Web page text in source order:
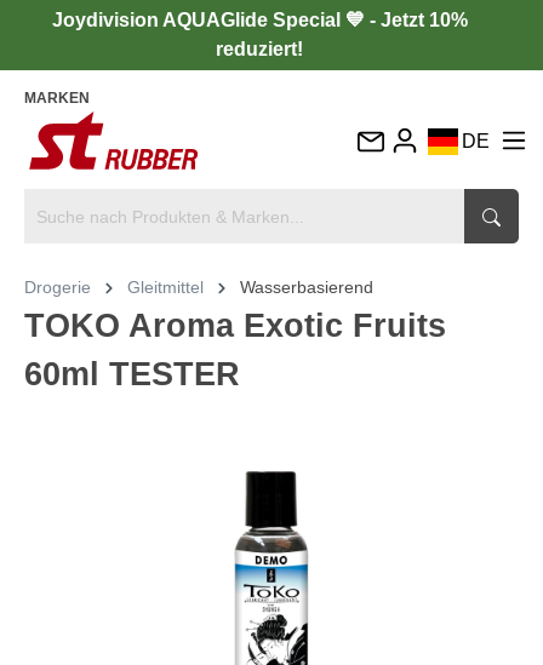
Joydivision AQUAGlide Special 💙 - Jetzt 10%
reduziert!
MARKEN
DE
IT
Drogerie Gleitmittel Wasserbasierend
TOKO Aroma Exotic Fruits
60ml TESTER